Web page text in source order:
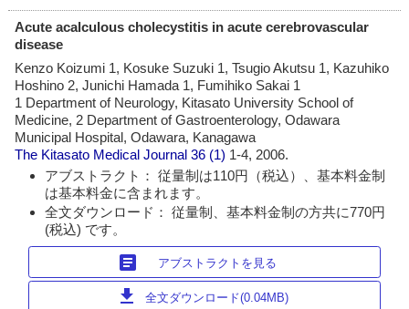
Acute acalculous cholecystitis in acute cerebrovascular
disease
Kenzo Koizumi 1, Kosuke Suzuki 1, Tsugio Akutsu 1, Kazuhiko
Hoshino 2, Junichi Hamada 1, Fumihiko Sakai 1
1 Department of Neurology, Kitasato University School of
Medicine, 2 Department of Gastroenterology, Odawara
Municipal Hospital, Odawara, Kanagawa
The Kitasato Medical Journal 36 (1) 1-4, 2006.
アブストラクト： 従量制は110円（税込）、基本料金制
は基本料金に含まれます。
全文ダウンロード： 従量制、基本料金制の方共に770円
(税込) です。
article アブストラクトを見る
download 全文ダウンロード(0.04MB)